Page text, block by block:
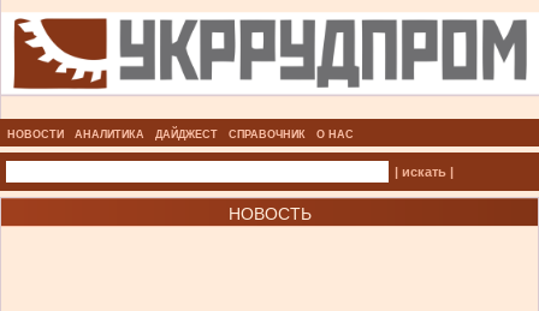
НОВОСТИ АНАЛИТИКА ДАЙДЖЕСТ СПРАВОЧНИК О НАС
| искать |
НОВОСТЬ